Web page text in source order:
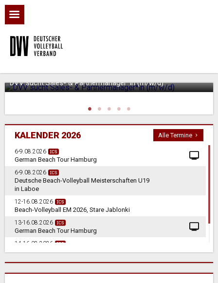
DVV sucht Sales- & Partnermanager*in (m/w/d)
KALENDER 2026 Alle Termine
6-9.08.2026
German Beach Tour Hamburg
6-9.08.2026
Deutsche Beach-Volleyball Meisterschaften U19
in Laboe
12-16.08.2026
Beach-Volleyball EM 2026, Stare Jablonki
13-16.08.2026
German Beach Tour Hamburg
14-16.08.2026
Deutsche Beach-Volleyball Meisterschaften U16